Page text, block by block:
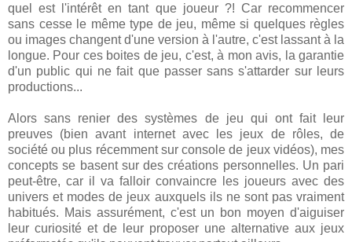
quel est l'intérêt en tant que joueur ?! Car recommencer
sans cesse le même type de jeu, même si quelques règles
ou images changent d'une version à l'autre, c'est lassant à la
longue. Pour ces boites de jeu, c'est, à mon avis, la garantie
d'un public qui ne fait que passer sans s'attarder sur leurs
productions...
Alors sans renier des systèmes de jeu qui ont fait leur
preuves (bien avant internet avec les jeux de rôles, de
société ou plus récemment sur console de jeux vidéos), mes
concepts se basent sur des créations personnelles. Un pari
peut-être, car il va falloir convaincre les joueurs avec des
univers et modes de jeux auxquels ils ne sont pas vraiment
habitués. Mais assurément, c'est un bon moyen d'aiguiser
leur curiosité et de leur proposer une alternative aux jeux